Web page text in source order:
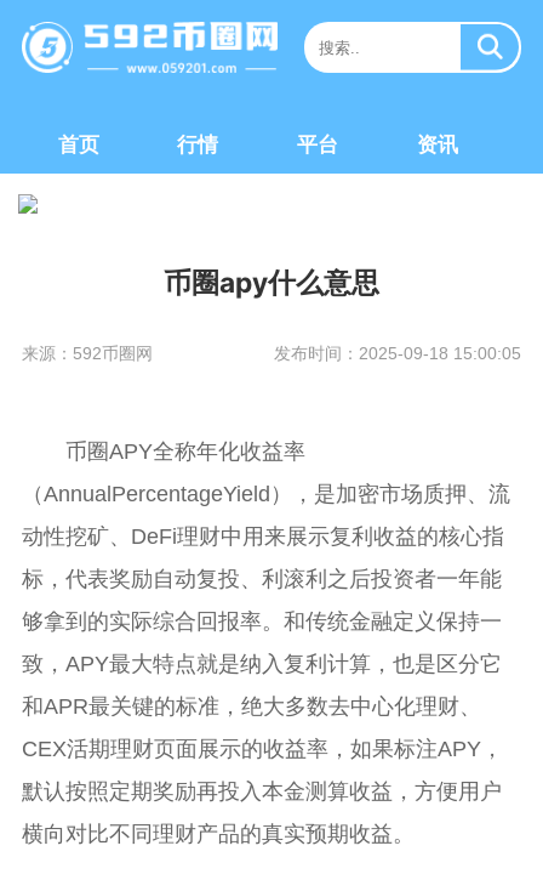
首页 行情 平台 资讯
币圈apy什么意思
来源：592币圈网 发布时间：2025-09-18 15:00:05
币圈APY全称年化收益率
（AnnualPercentageYield），是加密市场质押、流
动性挖矿、DeFi理财中用来展示复利收益的核心指
标，代表奖励自动复投、利滚利之后投资者一年能
够拿到的实际综合回报率。和传统金融定义保持一
致，APY最大特点就是纳入复利计算，也是区分它
和APR最关键的标准，绝大多数去中心化理财、
CEX活期理财页面展示的收益率，如果标注APY，
默认按照定期奖励再投入本金测算收益，方便用户
横向对比不同理财产品的真实预期收益。